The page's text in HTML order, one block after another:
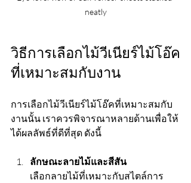
neatly
วิธีการเลือกไม้วีเนียร์ไม้โอ๊ค
ที่เหมาะสมกับงาน
การเลือกไม้วีเนียร์ไม้โอ๊คที่เหมาะสมกับ
งานนั้น เราควรพิจารณาหลายด้านเพื่อให้
ได้ผลลัพธ์ที่ดีที่สุด ดังนี้
ลักษณะลายไม้และสีสัน
เลือกลายไม้ที่เหมาะกับสไตล์การ